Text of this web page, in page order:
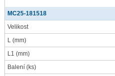
MC25-181518
Velikost
L (mm)
L1 (mm)
Balení (ks)